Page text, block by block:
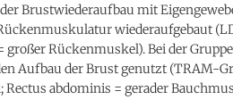
Brustwiederaufbau mit
wiederaufgebaut
Rückenmuskel). Bei der
Aufbau der Brust genutzt (TRAM-
abdominis = gerader